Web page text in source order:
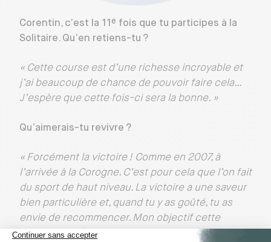
Corentin, c’est la 11 e fois que tu participes à la
Solitaire. Qu’en retiens-tu ?
« Cette course est d’une richesse incroyable et
j’ai beaucoup de chance de pouvoir faire cela…
J’espère que cette fois-ci sera la bonne. »
Qu’aimerais-tu revivre ?
« Forcément la victoire ! Comme en 2007, à
l’arrivée à la Corogne. C’est pour cela que l’on fait
du sport de haut niveau. La victoire a une saveur
bien particulière et, quand tu y as goûté, tu as
envie de recommencer. Mon objectif cette
année c’est de gagner au moins une étape.